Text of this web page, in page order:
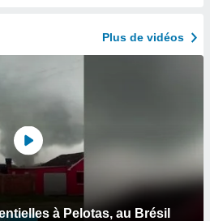
Plus de vidéos
à Pelotas, au Brésil